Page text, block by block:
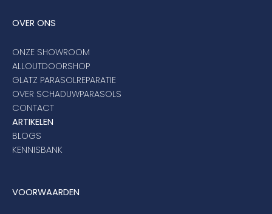
OVER ONS
ONZE SHOWROOM
ALLOUTDOORSHOP
GLATZ PARASOLREPARATIE
OVER SCHADUWPARASOLS
CONTACT
ARTIKELEN
BLOGS
KENNISBANK
VOORWAARDEN